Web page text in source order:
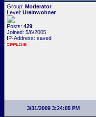
Group: Moderator
Level: Ureinwohner
Posts: 429
Joined: 5/6/2005
IP-Address: saved
3/31/2009 3:24:05 PM